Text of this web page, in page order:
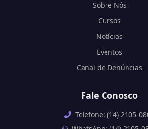
Sobre Nós
Cursos
Notícias
Eventos
Canal de Denúncias
Fale Conosco
Telefone: (14) 2105-